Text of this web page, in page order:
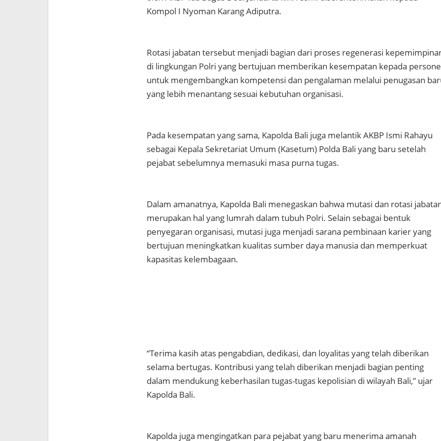
Kompol I Nyoman Karang Adiputra.
Rotasi jabatan tersebut menjadi bagian dari proses regenerasi
di lingkungan Polri yang bertujuan memberikan kesempatan kepada
untuk mengembangkan kompetensi dan pengalaman melalui penugasan
yang lebih menantang sesuai kebutuhan organisasi.
Pada kesempatan yang sama, Kapolda Bali juga melantik AKBP Ismi Rahayu
sebagai Kepala Sekretariat Umum (Kasetum) Polda Bali yang baru setelah
pejabat sebelumnya memasuki masa purna tugas.
Dalam amanatnya, Kapolda Bali menegaskan bahwa mutasi dan rotasi
merupakan hal yang lumrah dalam tubuh Polri. Selain sebagai bentuk
penyegaran organisasi, mutasi juga menjadi sarana pembinaan karier yang
bertujuan meningkatkan kualitas sumber daya manusia dan memperkuat
kapasitas kelembagaan.
“Terima kasih atas pengabdian, dedikasi, dan loyalitas yang telah diberikan
selama bertugas. Kontribusi yang telah diberikan menjadi bagian penting
dalam mendukung keberhasilan tugas-tugas kepolisian di wilayah Bali,” ujar
Kapolda Bali.
Kapolda juga mengingatkan para pejabat yang baru menerima amanah